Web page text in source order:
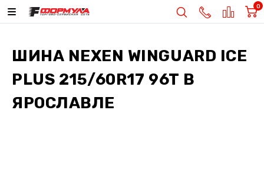
0
ШИНА NEXEN WINGUARD ICE
PLUS 215/60R17 96T В
ЯРОСЛАВЛЕ